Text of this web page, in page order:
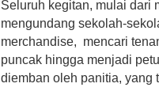
Seluruh kegitan, mulai dari
mengundang sekolah-
merchandise, mencari
puncak hingga menjadi
diemban oleh panitia, yang